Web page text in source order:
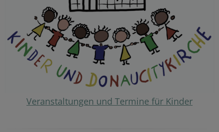
Veranstaltungen und Termine für Kinder